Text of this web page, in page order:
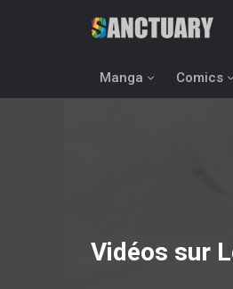
Manga Comics
Vidéos sur